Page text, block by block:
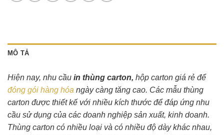
MÔ TẢ
Hiện nay, nhu cầu in thùng carton, hộp carton giá rẻ để
đóng gói hàng hóa ngày càng tăng cao. Các mẫu thùng
carton được thiết kế với nhiều kích thước để đáp ứng nhu
cầu sử dụng của các doanh nghiệp sản xuất, kinh doanh.
Thùng carton có nhiều loại và có nhiều độ dày khác nhau,